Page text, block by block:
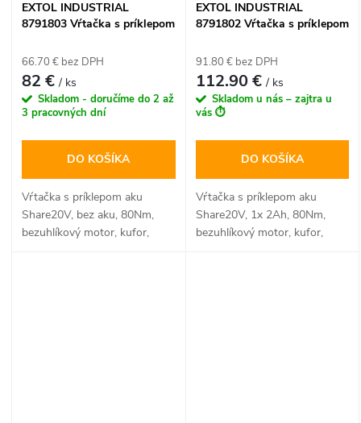
EXTOL INDUSTRIAL
8791803 Vŕtačka s príklepom
80Nm, bezuhlíkový motor,
kufor
66.70 € bez DPH
82 €/ ks
Skladom - doručíme do 2 až
3 pracovných dní
DO KOŠÍKA
Vŕtačka s príklepom aku
Share20V, bez aku, 80Nm,
bezuhlíkový motor, kufor,
EXTOL INDUSTRIAL
8791802 Vŕtačka s príklepom
bezuhlíkový motor, kufor
91.80 € bez DPH
112.90 €/ ks
Skladom u nás – zajtra u
vás ⏱️
DO KOŠÍKA
Vŕtačka s príklepom aku
Share20V, 1x 2Ah, 80Nm,
bezuhlíkový motor, kufor,